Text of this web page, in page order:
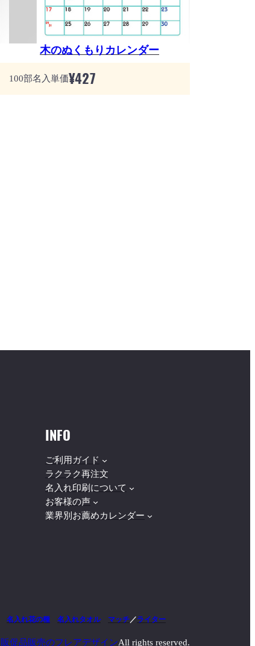
木のぬくもりカレンダー
100部名入単価¥427
INFO
ご利用ガイド
ラクラク再注文
名入れ印刷について
お客様の声
業界別お薦めカレンダー
名入れ花の種 名入れタオル マッチ ／ライター
促品販売のフレアデザインAll rights reserved.